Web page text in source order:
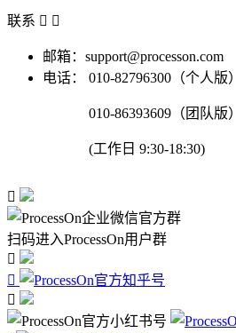
联系  
邮箱：support@processon.com
电话：
010-82796300（个人版）
010-86393609（团队版）
(工作日 9:30-18:30)

扫码进入ProcessOn用户群


